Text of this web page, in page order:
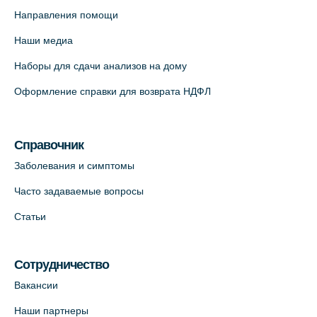
(официальный партнер),
+7 (812) 664-55-80
На карте
+7 (812) 660-73-69
На карте
На карте
Лабораторный терминал на
Направления помощи
Наши медиа
Наборы для сдачи анализов на дому
Оформление справки для возврата НДФЛ
Справочник
Заболевания и симптомы
Часто задаваемые вопросы
Статьи
Сотрудничество
Вакансии
Наши партнеры